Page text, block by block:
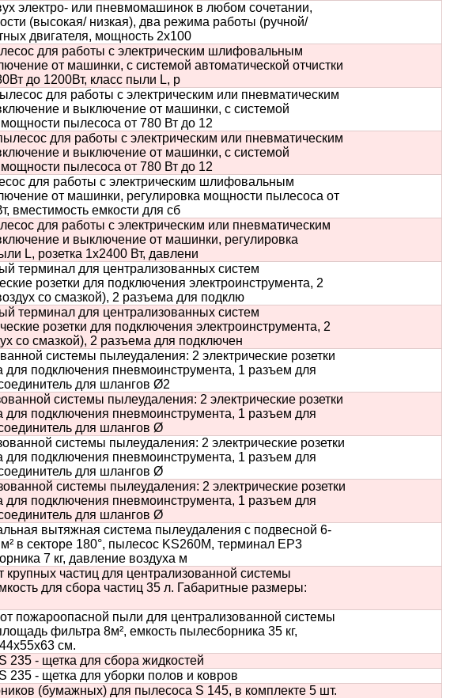
электро- или пневмомашинок в любом сочетании,
(высокая/ низкая), два режима работы (ручной/
двигателя, мощность 2х100
для работы с электрическим шлифовальным
от машинки, с системой автоматической отчистки
до 1200Вт, класс пыли L, р
для работы с электрическим или пневматическим
и выключение от машинки, с системой
пылесоса от 780 Вт до 12
для работы с электрическим или пневматическим
и выключение от машинки, с системой
пылесоса от 780 Вт до 12
для работы с электрическим шлифовальным
от машинки, регулировка мощности пылесоса от
вместимость емкости для сб
для работы с электрическим или пневматическим
и выключение от машинки, регулировка
L, розетка 1х2400 Вт, давлени
терминал для централизованных систем
розетки для подключения электроинструмента, 2
со смазкой), 2 разъема для подклю
терминал для централизованных систем
розетки для подключения электроинструмента, 2
со смазкой), 2 разъема для подключен
системы пылеудаления: 2 электрические розетки
подключения пневмоинструмента, 1 разъем для
для шлангов Ø2
системы пылеудаления: 2 электрические розетки
подключения пневмоинструмента, 1 разъем для
для шлангов Ø
системы пылеудаления: 2 электрические розетки
подключения пневмоинструмента, 1 разъем для
для шлангов Ø
системы пылеудаления: 2 электрические розетки
подключения пневмоинструмента, 1 разъем для
для шлангов Ø
вытяжная система пылеудаления с подвесной 6-
в секторе 180°, пылесос KS260M, терминал EP3
7 кг, давление воздуха м
крупных частиц для централизованной системы
для сбора частиц 35 л. Габаритные размеры:
пожароопасной пыли для централизованной системы
фильтра 8м², емкость пылесборника 35 кг,
см.
235 - щетка для сбора жидкостей
- щетка для уборки полов и ковров
(бумажных) для пылесоса S 145, в комплекте 5 шт.